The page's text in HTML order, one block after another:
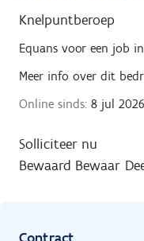
Knelpuntberoep
Equans voor een job in
Meer info over dit
Online sinds: 8 jul 2026
Solliciteer nu
Bewaard Bewaar